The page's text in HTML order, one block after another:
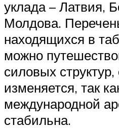
уклада – Латвия,
Молдова.
находящихся в
можно
силовых
изменяется, так
международной
стабильна.